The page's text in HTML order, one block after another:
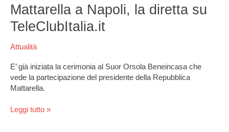
Mattarella a Napoli, la diretta su
TeleClubItalia.it
Attualità
E’ già iniziata la cerimonia al Suor Orsola Beneincasa che
vede la partecipazione del presidente della Repubblica
Mattarella.
a
Napoli,
su
Leggi tutto »